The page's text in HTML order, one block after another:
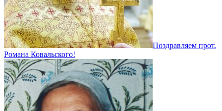
Поздравляем прот.
Романа Ковальского!